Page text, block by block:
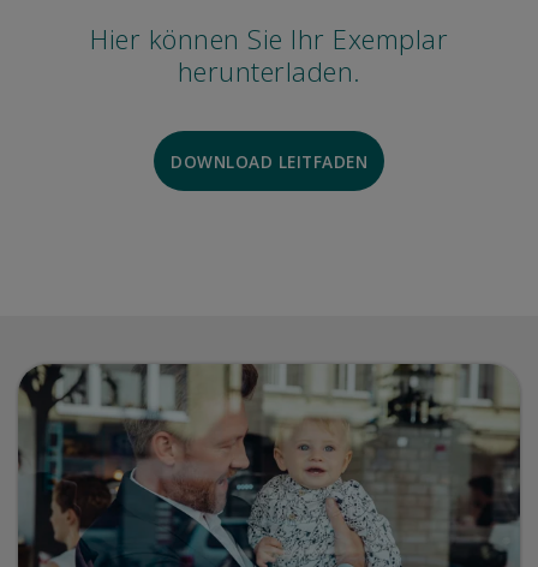
Hier können Sie Ihr Exemplar
herunterladen.
DOWNLOAD LEITFADEN